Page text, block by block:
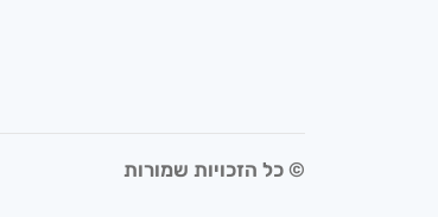
© כל הזכויות שמורות